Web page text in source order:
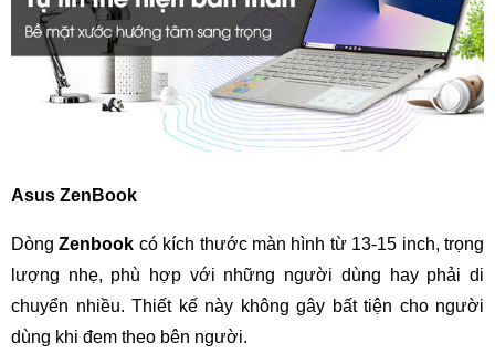
Asus ZenBook
DòngZenbook có kích thước màn hình từ 13-15 inch, trọng
lượng nhẹ, phù hợp với những người dùng hay phải di
chuyển nhiều. Thiết kế này không gây bất tiện cho người
dùng khi đem theo bên người.